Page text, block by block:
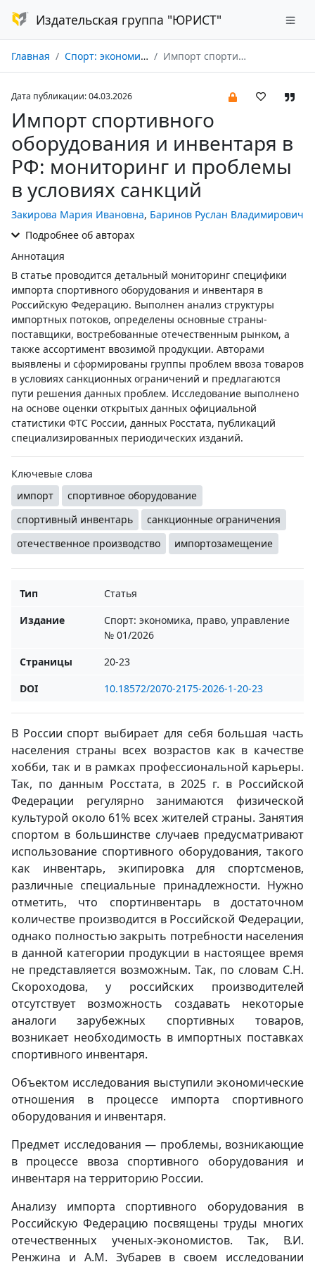
Издательская группа "ЮРИСТ"
Главная Спорт: экономика, право, управление № 01/2026 Импорт спортивного оборудования и инвентаря в РФ: мониторинг и проблемы в условиях санкций
Дата публикации: 04.03.2026
Импорт спортивного
оборудования и инвентаря в
РФ: мониторинг и проблемы
в условиях санкций
Закирова Мария Ивановна, Баринов Руслан Владимирович
Подробнее об авторах
Аннотация
В статье проводится детальный мониторинг специфики
импорта спортивного оборудования и инвентаря в
Российскую Федерацию. Выполнен анализ структуры
импортных потоков, определены основные страны-
поставщики, востребованные отечественным рынком, а
также ассортимент ввозимой продукции. Авторами
выявлены и сформированы группы проблем ввоза товаров
в условиях санкционных ограничений и предлагаются
пути решения данных проблем. Исследование выполнено
на основе оценки открытых данных официальной
статистики ФТС России, данных Росстата, публикаций
специализированных периодических изданий.
Ключевые слова
импорт
спортивное оборудование
спортивный инвентарь
санкционные ограничения
отечественное производство
импортозамещение
Тип
Статья
Издание
Спорт: экономика, право, управление
№ 01/2026
Страницы
20-23
DOI
10.18572/2070-2175-2026-1-20-23
В России спорт выбирает для себя большая часть
населения страны всех возрастов как в качестве
хобби, так и в рамках профессиональной карьеры.
Так, по данным Росстата, в 2025 г. в Российской
Федерации регулярно занимаются физической
культурой около 61% всех жителей страны. Занятия
спортом в большинстве случаев предусматривают
использование спортивного оборудования, такого
как инвентарь, экипировка для спортсменов,
различные специальные принадлежности. Нужно
отметить, что спортинвентарь в достаточном
количестве производится в Российской Федерации,
однако полностью закрыть потребности населения
в данной категории продукции в настоящее время
не представляется возможным. Так, по словам С.Н.
Скороходова, у российских производителей
отсутствует возможность создавать некоторые
аналоги зарубежных спортивных товаров,
возникает необходимость в импортных поставках
спортивного инвентаря.
Объектом исследования выступили экономические
отношения в процессе импорта спортивного
оборудования и инвентаря.
Предмет исследования — проблемы, возникающие
в процессе ввоза спортивного оборудования и
инвентаря на территорию России.
Анализу импорта спортивного оборудования в
Российскую Федерацию посвящены труды многих
отечественных ученых-экономистов. Так, В.И.
Ренжина и А.М. Зубарев в своем исследовании